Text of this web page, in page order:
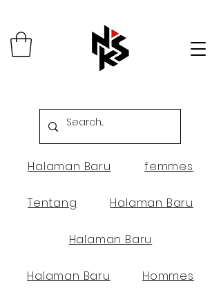
Halaman Baru femmes
Tentang Halaman Baru
Halaman Baru
Halaman Baru Hommes